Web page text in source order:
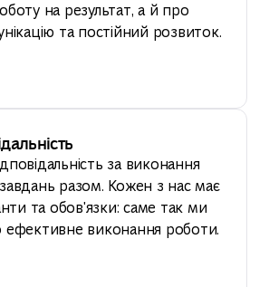
на результат, а й про
та постійний розвиток.
за виконання
разом. Кожен з нас має
та обов'язки: саме так ми
ефективне виконання роботи.